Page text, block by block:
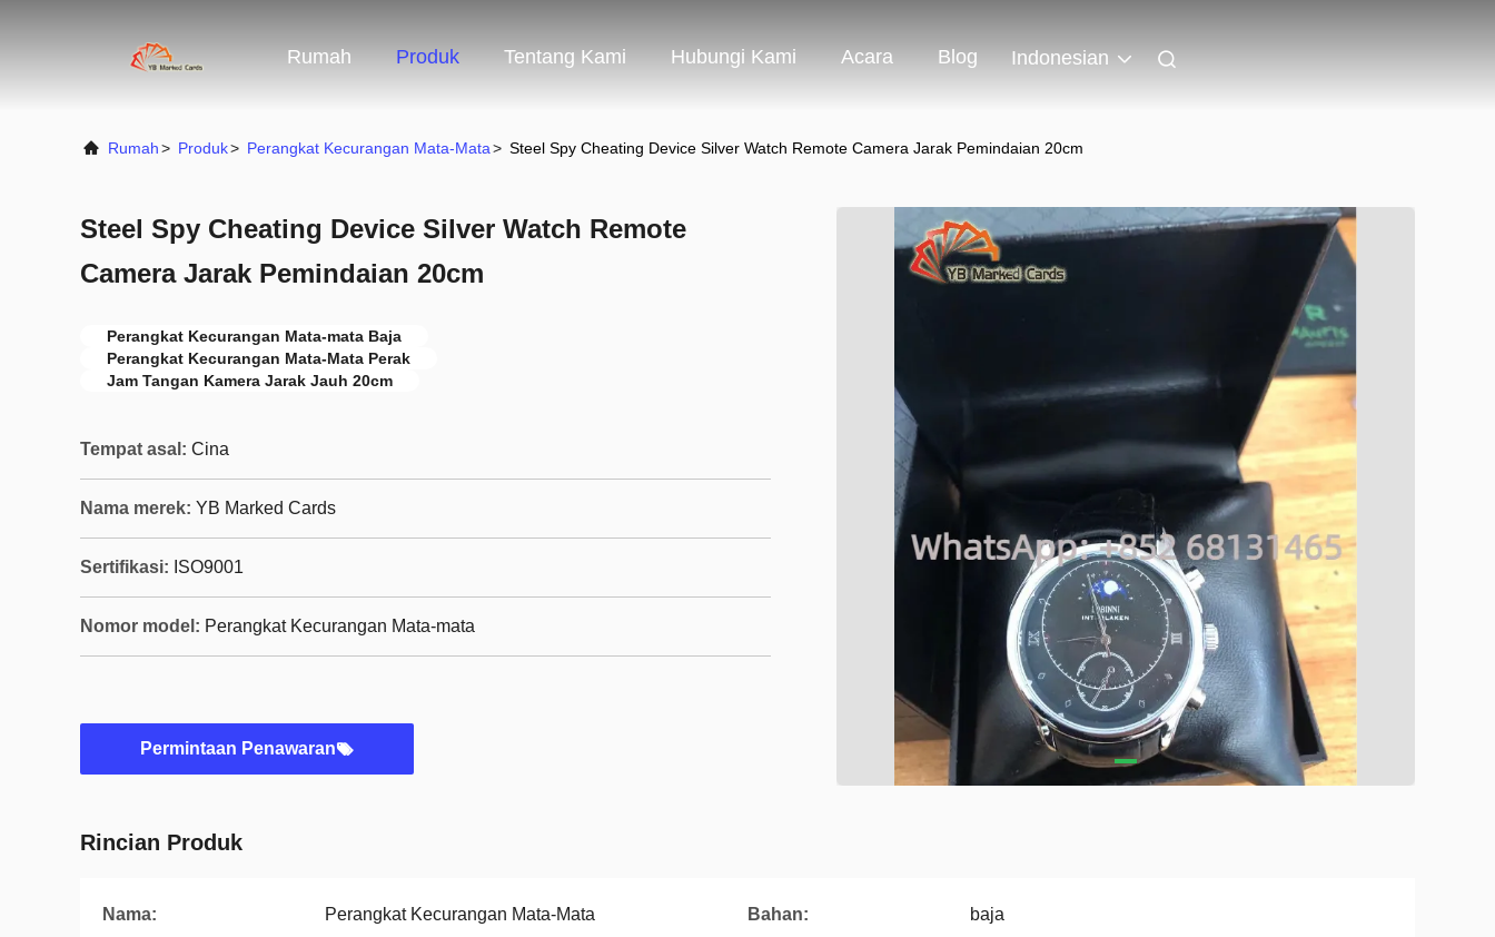
Rumah Produk Tentang Kami Hubungi Kami Acara Blog Indonesian
Rumah> Produk> Perangkat Kecurangan Mata-Mata> Steel Spy Cheating Device Silver Watch Remote Camera Jarak Pemindaian 20cm
Steel Spy Cheating Device Silver Watch Remote
Camera Jarak Pemindaian 20cm
Perangkat Kecurangan Mata-mata Baja
Perangkat Kecurangan Mata-Mata Perak
Jam Tangan Kamera Jarak Jauh 20cm
Tempat asal: Cina
Nama merek: YB Marked Cards
Sertifikasi: ISO9001
Nomor model: Perangkat Kecurangan Mata-mata
Permintaan Penawaran
Rincian Produk
Nama: Perangkat Kecurangan Mata-Mata Bahan: baja